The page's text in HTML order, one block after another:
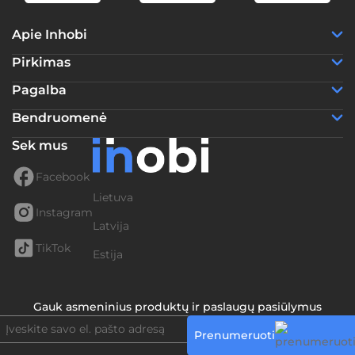
Apie Inhobi
Pirkimas
Pagalba
Bendruomenė
Sek mus
Facebook
Instagram
TikTok
Lietuva
Latvija
Estija
Gauk asmeninius produktų ir paslaugų pasiūlymus
Prenumeruoti